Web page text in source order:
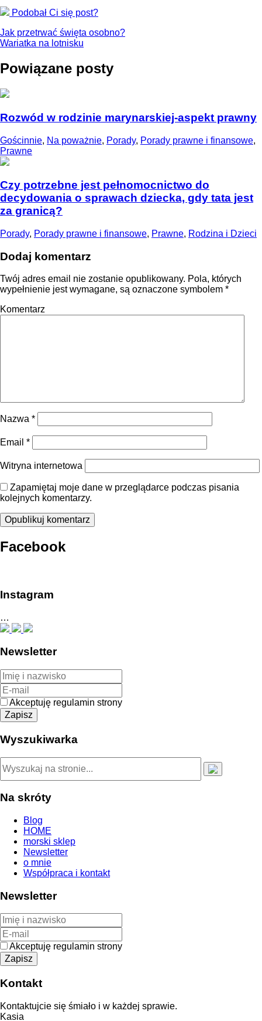
Podobał Ci się post?
Jak przetrwać święta osobno?
Wariatka na lotnisku
Powiązane posty
Rozwód w rodzinie marynarskiej-aspekt prawny
Gościnnie, Na poważnie, Porady, Porady prawne i finansowe,
Prawne
Czy potrzebne jest pełnomocnictwo do
decydowania o sprawach dziecka, gdy tata jest
za granicą?
Porady, Porady prawne i finansowe, Prawne, Rodzina i Dzieci
Dodaj komentarz
Twój adres email nie zostanie opublikowany. Pola, których
wypełnienie jest wymagane, są oznaczone symbolem *
Komentarz
Nazwa *
Email *
Witryna internetowa
Zapamiętaj moje dane w przeglądarce podczas pisania
kolejnych komentarzy.
Facebook
Instagram
…
Newsletter
Akceptuję regulamin strony
Wyszukiwarka
Na skróty
Blog
HOME
morski sklep
Newsletter
o mnie
Współpraca i kontakt
Newsletter
Akceptuję regulamin strony
Kontakt
Kontaktujcie się śmiało i w każdej sprawie.
Kasia